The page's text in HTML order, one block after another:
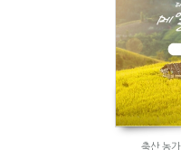
축산 농